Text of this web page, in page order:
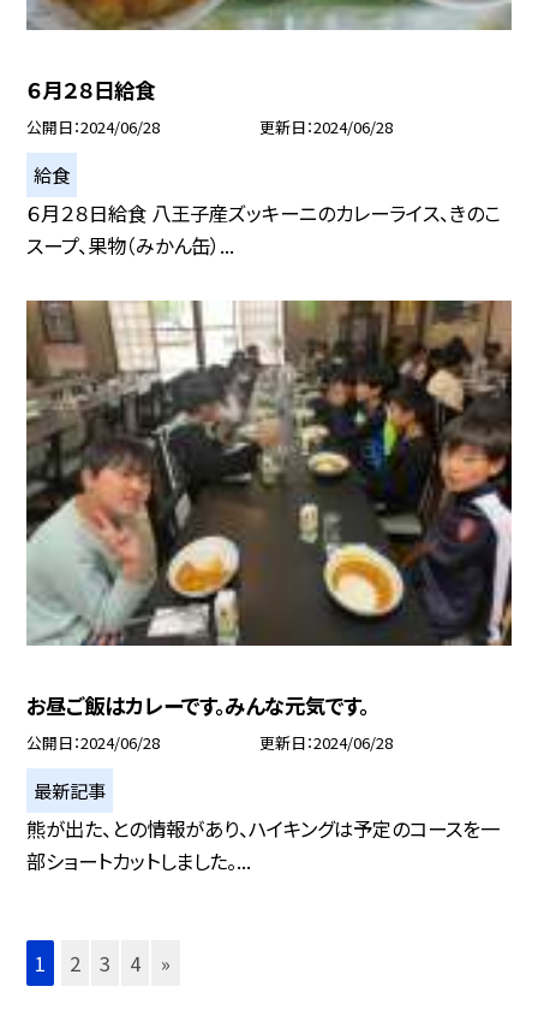
６月２８日給食
公開日 2024/06/28 更新日 2024/06/28
給食
６月２８日給食 八王子産ズッキーニのカレーライス、きのこ
スープ、果物（みかん缶）...
お昼ご飯はカレーです。みんな元気です。
公開日 2024/06/28 更新日 2024/06/28
最新記事
熊が出た、との情報があり、ハイキングは予定のコースを一
部ショートカットしました。...
1 2 3 4 »